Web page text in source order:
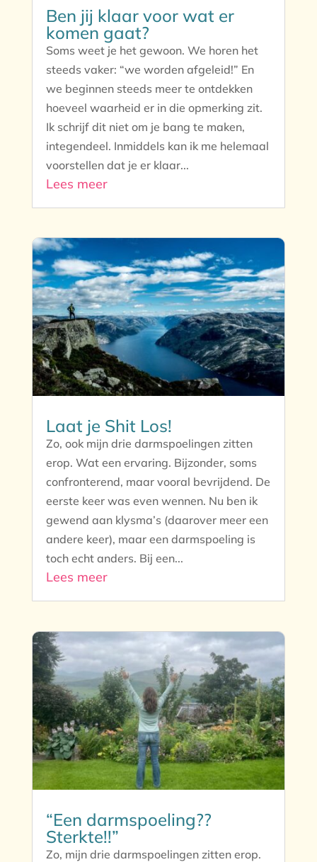
Ben jij klaar voor wat er
komen gaat?
Soms weet je het gewoon. We horen het
steeds vaker: “we worden afgeleid!” En
we beginnen steeds meer te ontdekken
hoeveel waarheid er in die opmerking zit.
Ik schrijf dit niet om je bang te maken,
integendeel. Inmiddels kan ik me helemaal
voorstellen dat je er klaar...
Lees meer
Laat je Shit Los!
Zo, ook mijn drie darmspoelingen zitten
erop. Wat een ervaring. Bijzonder, soms
confronterend, maar vooral bevrijdend. De
eerste keer was even wennen. Nu ben ik
gewend aan klysma’s (daarover meer een
andere keer), maar een darmspoeling is
toch echt anders. Bij een...
Lees meer
“Een darmspoeling??
Sterkte!!”
Zo, mijn drie darmspoelingen zitten erop.